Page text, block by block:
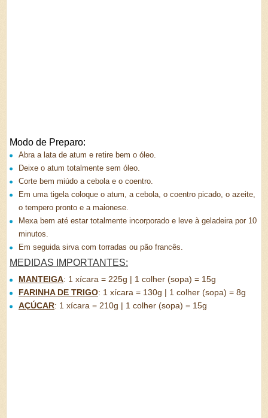
Modo de Preparo:
Abra a lata de atum e retire bem o óleo.
Deixe o atum totalmente sem óleo.
Corte bem miúdo a cebola e o coentro.
Em uma tigela coloque o atum, a cebola, o coentro picado, o azeite,
o tempero pronto e a maionese.
Mexa bem até estar totalmente incorporado e leve à geladeira por 10
minutos.
Em seguida sirva com torradas ou pão francês.
MEDIDAS IMPORTANTES:
MANTEIGA: 1 xícara = 225g | 1 colher (sopa) = 15g
FARINHA DE TRIGO: 1 xícara = 130g | 1 colher (sopa) = 8g
AÇÚCAR: 1 xícara = 210g | 1 colher (sopa) = 15g